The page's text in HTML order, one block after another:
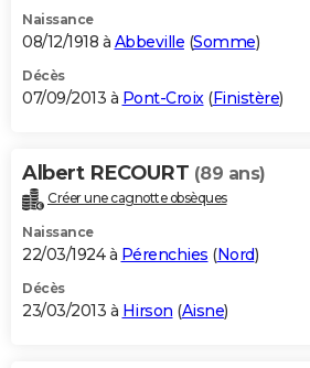
Naissance
08/12/1918 à Abbeville (Somme)
Décès
07/09/2013 à Pont-Croix(Finistère)
Albert RECOURT (89 ans)
Créer une cagnotte obsèques
Naissance
22/03/1924 à Pérenchies (Nord)
Décès
23/03/2013 à Hirson (Aisne)